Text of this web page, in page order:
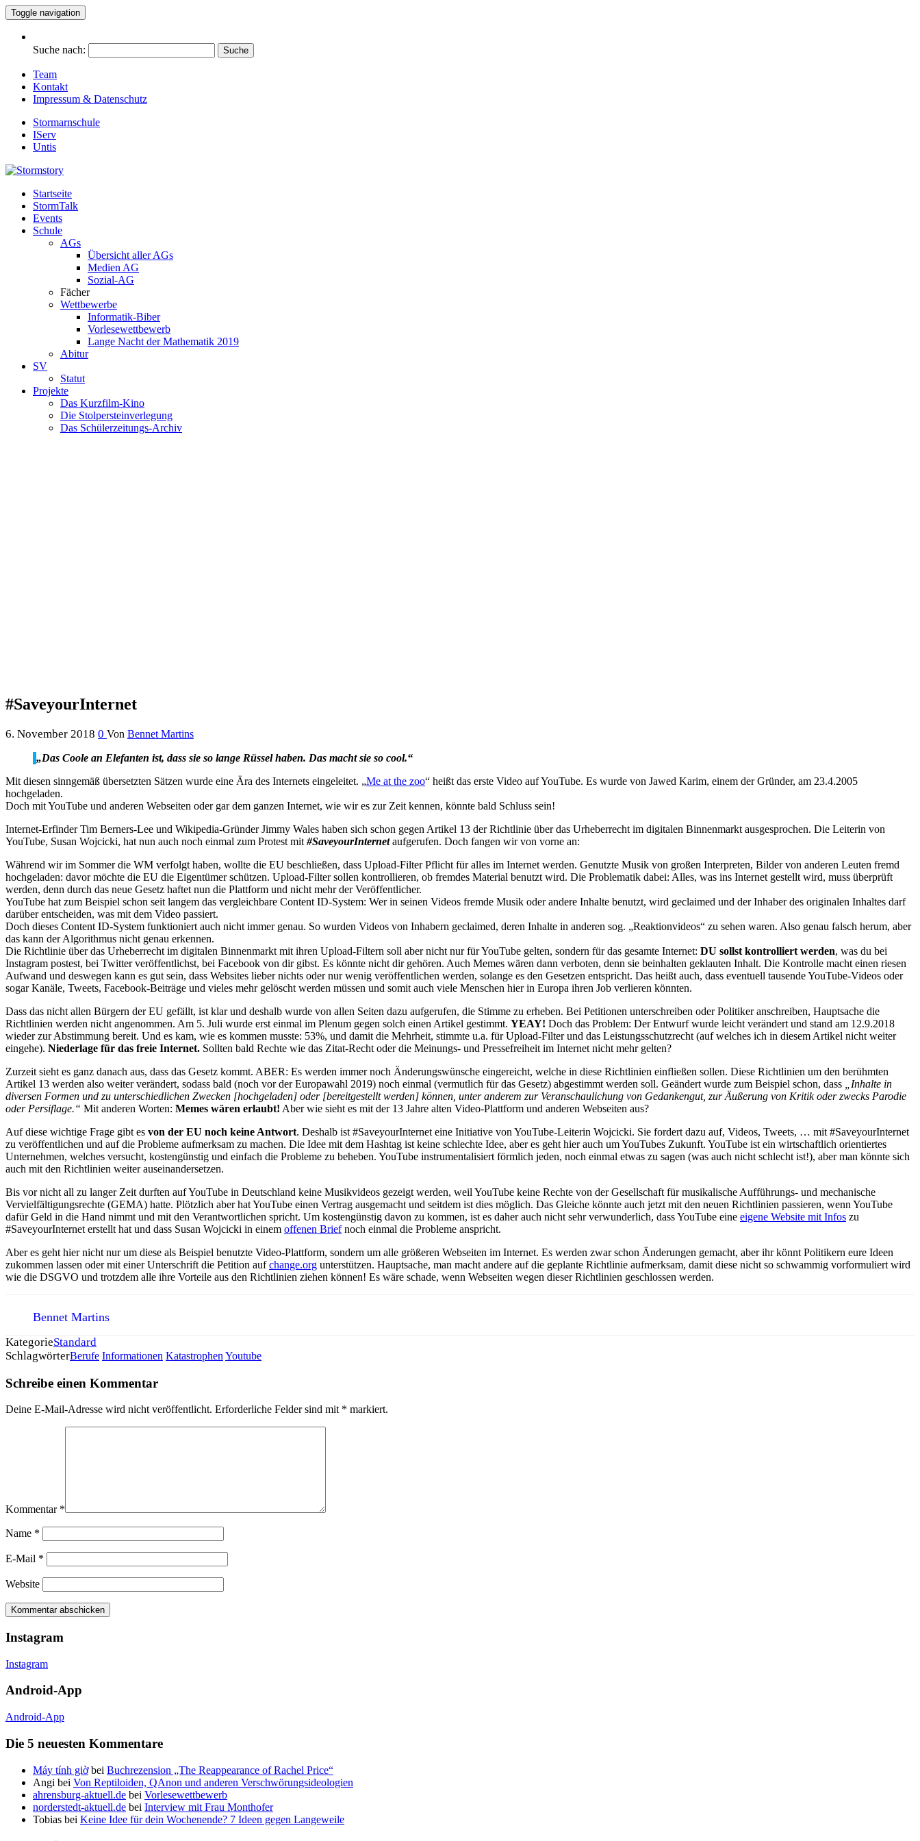
Toggle navigation
Suche nach:
Team
Kontakt
Impressum & Datenschutz
Stormarnschule
IServ
Untis
Stormstory
Eure digitale Schülerzeitung
Startseite
StormTalk
Events
Schule
AGs
Übersicht aller AGs
Medien AG
Sozial-AG
Fächer
Wettbewerbe
Informatik-Biber
Vorlesewettbewerb
Lange Nacht der Mathematik 2019
Abitur
SV
Statut
Projekte
Das Kurzfilm-Kino
Die Stolpersteinverlegung
Das Schülerzeitungs-Archiv
#SaveyourInternet
6. November 2018 0 Von Bennet Martins
„Das Coole an Elefanten ist, dass sie so lange Rüssel haben. Das macht sie so cool.“
Mit diesen sinngemäß übersetzten Sätzen wurde eine Ära des Internets eingeleitet. „Me at the zoo“ heißt das erste Video auf YouTube. Es wurde von Jawed Karim, einem der Gründer, am 23.4.2005
hochgeladen.
Doch mit YouTube und anderen Webseiten oder gar dem ganzen Internet, wie wir es zur Zeit kennen, könnte bald Schluss sein!
Internet-Erfinder Tim Berners-Lee und Wikipedia-Gründer Jimmy Wales haben sich schon gegen Artikel 13 der Richtlinie über das Urheberrecht im digitalen Binnenmarkt ausgesprochen. Die Leiterin von
YouTube, Susan Wojcicki, hat nun auch noch einmal zum Protest mit #SaveyourInternetaufgerufen. Doch fangen wir von vorne an:
Während wir im Sommer die WM verfolgt haben, wollte die EU beschließen, dass Upload-Filter Pflicht für alles im Internet werden. Genutzte Musik von großen Interpreten, Bilder von anderen Leuten fremd
hochgeladen: davor möchte die EU die Eigentümer schützen. Upload-Filter sollen kontrollieren, ob fremdes Material benutzt wird. Die Problematik dabei: Alles, was ins Internet gestellt wird, muss überprüft
werden, denn durch das neue Gesetz haftet nun die Plattform und nicht mehr der Veröffentlicher.
YouTube hat zum Beispiel schon seit langem das vergleichbare Content ID-System: Wer in seinen Videos fremde Musik oder andere Inhalte benutzt, wird geclaimed und der Inhaber des originalen Inhaltes darf
darüber entscheiden, was mit dem Video passiert.
Doch dieses Content ID-System funktioniert auch nicht immer genau. So wurden Videos von Inhabern geclaimed, deren Inhalte in anderen sog. „Reaktionvideos“ zu sehen waren. Also genau falsch herum, aber
das kann der Algorithmus nicht genau erkennen.
Die Richtlinie über das Urheberrecht im digitalen Binnenmarkt mit ihren Upload-Filtern soll aber nicht nur für YouTube gelten, sondern für das gesamte Internet: DU sollst kontrolliert werden, was du bei
Instagram postest, bei Twitter veröffentlichst, bei Facebook von dir gibst. Es könnte nicht dir gehören. Auch Memes wären dann verboten, denn sie beinhalten geklauten Inhalt. Die Kontrolle macht einen riesen
Aufwand und deswegen kann es gut sein, dass Websites lieber nichts oder nur wenig veröffentlichen werden, solange es den Gesetzen entspricht. Das heißt auch, dass eventuell tausende YouTube-Videos oder
sogar Kanäle, Tweets, Facebook-Beiträge und vieles mehr gelöscht werden müssen und somit auch viele Menschen hier in Europa ihren Job verlieren könnten.
Dass das nicht allen Bürgern der EU gefällt, ist klar und deshalb wurde von allen Seiten dazu aufgerufen, die Stimme zu erheben. Bei Petitionen unterschreiben oder Politiker anschreiben, Hauptsache die
Richtlinien werden nicht angenommen. Am 5. Juli wurde erst einmal im Plenum gegen solch einen Artikel gestimmt. YEAY! Doch das Problem: Der Entwurf wurde leicht verändert und stand am 12.9.2018
wieder zur Abstimmung bereit. Und es kam, wie es kommen musste: 53%, und damit die Mehrheit, stimmte u.a. für Upload-Filter und das Leistungsschutzrecht (auf welches ich in diesem Artikel nicht weiter
eingehe). Niederlage für das freie Internet. Sollten bald Rechte wie das Zitat-Recht oder die Meinungs- und Pressefreiheit im Internet nicht mehr gelten?
Zurzeit sieht es ganz danach aus, dass das Gesetz kommt. ABER: Es werden immer noch Änderungswünsche eingereicht, welche in diese Richtlinien einfließen sollen. Diese Richtlinien um den berühmten
Artikel 13 werden also weiter verändert, sodass bald (noch vor der Europawahl 2019) noch einmal (vermutlich für das Gesetz) abgestimmt werden soll. Geändert wurde zum Beispiel schon, dass
„Inhalte in
diversen Formen und zu unterschiedlichen Zwecken [hochgeladen] oder [bereitgestellt werden] können, unter anderem zur Veranschaulichung von Gedankengut, zur Äußerung von Kritik oder zwecks Parodie
oder Persiflage.“ Mit anderen Worten: Memes wären erlaubt! Aber wie sieht es mit der 13 Jahre alten Video-Plattform und anderen Webseiten aus?
Auf diese wichtige Frage gibt es von der EU noch keine Antwort. Deshalb ist #SaveyourInternet eine Initiative von YouTube-Leiterin Wojcicki. Sie fordert dazu auf, Videos, Tweets, … mit #SaveyourInternet
zu veröffentlichen und auf die Probleme aufmerksam zu machen. Die Idee mit dem Hashtag ist keine schlechte Idee, aber es geht hier auch um YouTubes Zukunft. YouTube ist ein wirtschaftlich orientiertes
Unternehmen, welches versucht, kostengünstig und einfach die Probleme zu beheben. YouTube instrumentalisiert förmlich jeden, noch einmal etwas zu sagen (was auch nicht schlecht ist!), aber man könnte sich
auch mit den Richtlinien weiter auseinandersetzen.
Bis vor nicht all zu langer Zeit durften auf YouTube in Deutschland keine Musikvideos gezeigt werden, weil YouTube keine Rechte von der Gesellschaft für musikalische Aufführungs- und mechanische
Vervielfältigungsrechte (GEMA) hatte. Plötzlich aber hat YouTube einen Vertrag ausgemacht und seitdem ist dies möglich. Das Gleiche könnte auch jetzt mit den neuen Richtlinien passieren, wenn YouTube
dafür Geld in die Hand nimmt und mit den Verantwortlichen spricht. Um kostengünstig davon zu kommen, ist es daher auch nicht sehr verwunderlich, dass YouTube eine eigene Website mit Infos zu
#SaveyourInternet erstellt hat und dass Susan Wojcicki in einem offenen Briefnoch einmal die Probleme anspricht.
Aber es geht hier nicht nur um diese als Beispiel benutzte Video-Plattform, sondern um alle größeren Webseiten im Internet. Es werden zwar schon Änderungen gemacht, aber ihr könnt Politikern eure Ideen
zukommen lassen oder mit einer Unterschrift die Petition aufchange.org unterstützen. Hauptsache, man macht andere auf die geplante Richtlinie aufmerksam, damit diese nicht so schwammig vorformuliert wird
wie die DSGVO und trotzdem alle ihre Vorteile aus den Richtlinien ziehen können! Es wäre schade, wenn Webseiten wegen dieser Richtlinien geschlossen werden.
Bennet Martins
KategorieStandard
SchlagwörterBerufe Informationen Katastrophen Youtube
Schreibe einen Kommentar
Deine E-Mail-Adresse wird nicht veröffentlicht. Erforderliche Felder sind mit * markiert.
Kommentar *
Name *
E-Mail *
Website
Instagram
Instagram
Android-App
Android-App
Die 5 neuesten Kommentare
Máy tính giờbei Buchrezension „The Reappearance of Rachel Price“
Angi bei Von Reptiloiden, QAnon und anderen Verschwörungsideologien
ahrensburg-aktuell.de bei Vorlesewettbewerb
norderstedt-aktuell.de bei Interview mit Frau Monthofer
Tobias bei Keine Idee für dein Wochenende? 7 Ideen gegen Langeweile